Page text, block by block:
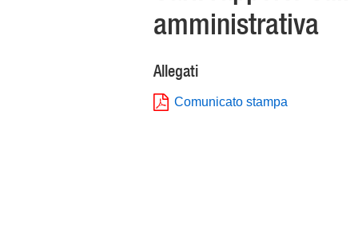
amministrativa
Allegati
Comunicato stampa